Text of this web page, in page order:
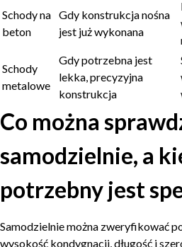
Schody na
beton
Gdy konstrukcja nośna
jest już wykonana
Schody
metalowe
Gdy potrzebna jest
lekka, precyzyjna
konstrukcja
Co można
samodzielnie, a
potrzebny jest
Samodzielnie można zweryfikować
wysokość kondygnacji, długość i